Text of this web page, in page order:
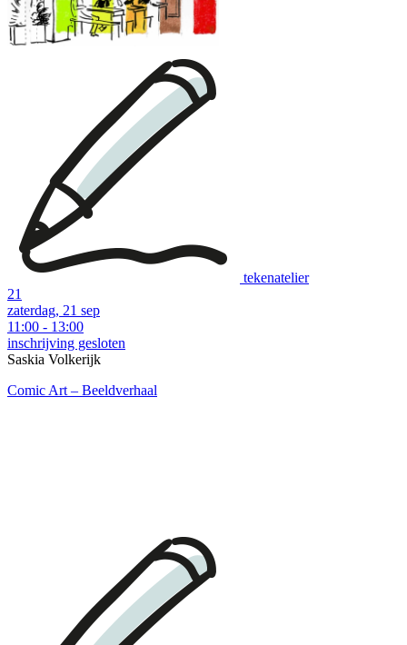
download:English print
tekenatelier
21
zaterdag, 21 sep
11:00 - 13:00
inschrijving gesloten
Saskia Volkerijk
Comic Art – Beeldverhaal